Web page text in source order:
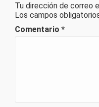
Tu dirección de correo
Los campos
Comentario *